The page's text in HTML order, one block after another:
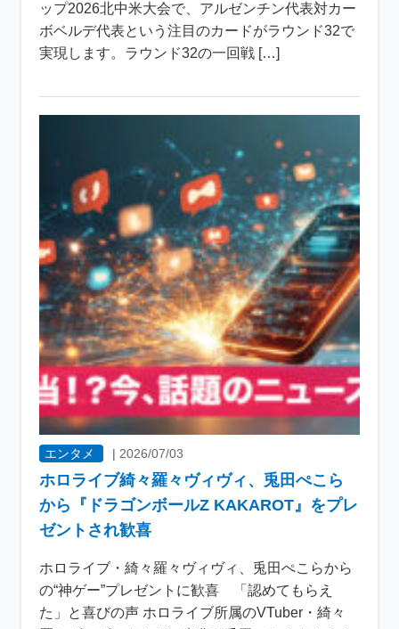
ップ2026北中米大会で、アルゼンチン代表対カー
ボベルデ代表という注目のカードがラウンド32で
実現します。ラウンド32の一回戦 […]
エンタメ |2026/07/03
ホロライブ綺々羅々ヴィヴィ、兎田ぺこら
から『ドラゴンボールZ KAKAROT』をプレ
ゼントされ歓喜
ホロライブ・綺々羅々ヴィヴィ、兎田ぺこらから
の“神ゲー”プレゼントに歓喜 「認めてもらえ
た」と喜びの声 ホロライブ所属のVTuber・綺々